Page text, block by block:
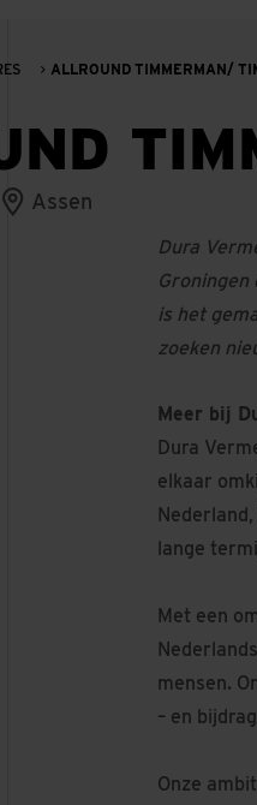
ALLROUND TIMMERMAN/
Assen
Dura
is het
zoeken
Meer bij
Dura
elkaar
lange
Met een
mensen.
– en
Onze